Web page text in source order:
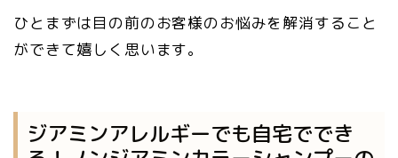
ひとまずは目の前のお客様のお悩みを解消すること
ができて嬉しく思います。
ジアミンアレルギーでも自宅ででき